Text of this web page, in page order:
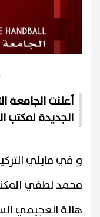
أعلنت الجامعة
الجديدة لمكتب
و في مايلي
محمد لطفي
هالة العجيمي